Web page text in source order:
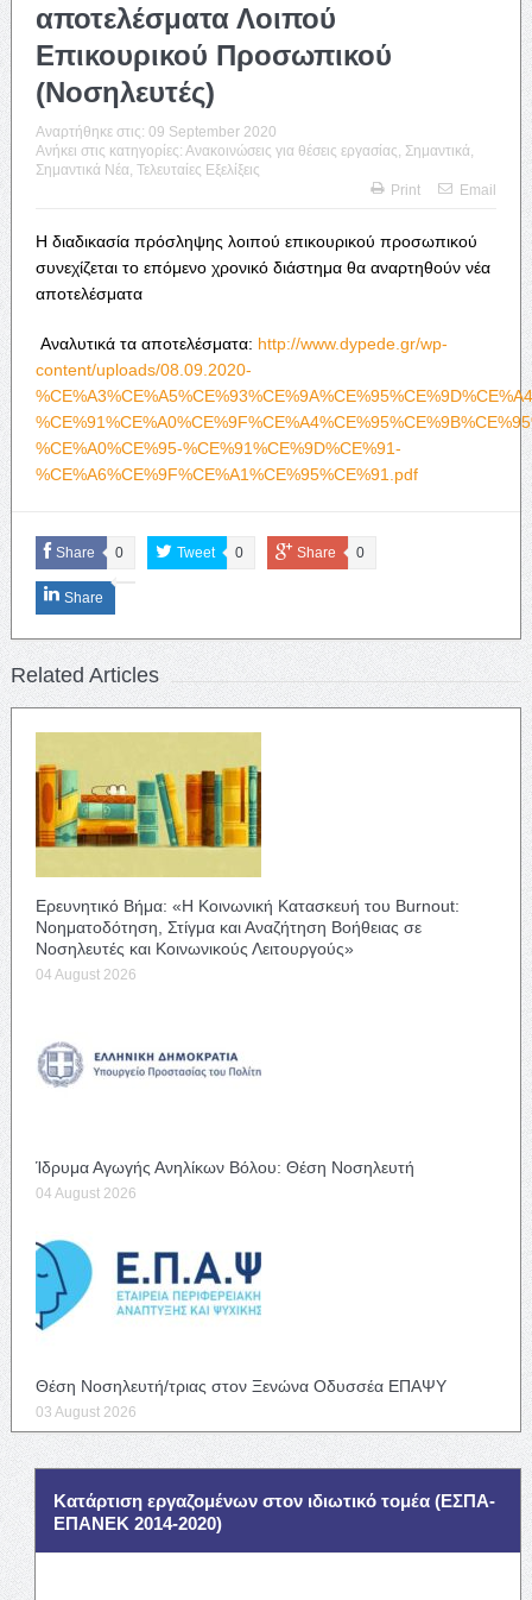
αποτελέσματα Λοιπού
Επικουρικού Προσωπικού
(Νοσηλευτές)
Αναρτήθηκε στις: 09 September 2020
Ανήκει στις κατηγορίες: Ανακοινώσεις για θέσεις εργασίας Σημαντικά
Σημαντικά Νέα Τελευταίες Εξελίξεις
Print
Email
Η διαδικασία πρόσληψης λοιπού επικουρικού προσωπικού
συνεχίζεται το επόμενο χρονικό διάστημα θα αναρτηθούν νέα
αποτελέσματα
Αναλυτικά τα αποτελέσματα: http://www.dypede.gr/wp-
content/uploads/08.09.2020-
%CE%A0%CE%95-%CE%91%CE%9D%CE%91-
%CE%A6%CE%9F%CE%A1%CE%95%CE%91.pdf
Share 0 Tweet 0 Share 0
Share
Related Articles
Ερευνητικό Βήμα: «Η Κοινωνική Κατασκευή του Burnout:
Νοηματοδότηση, Στίγμα και Αναζήτηση Βοήθειας σε
Νοσηλευτές και Κοινωνικούς Λειτουργούς»
04 August 2026
Ίδρυμα Αγωγής Ανηλίκων Βόλου: Θέση Νοσηλευτή
04 August 2026
Θέση Νοσηλευτή/τριας στον Ξενώνα Οδυσσέα ΕΠΑΨΥ
03 August 2026
Κατάρτιση εργαζομένων στον ιδιωτικό τομέα (ΕΣΠΑ-
ΕΠΑΝΕΚ 2014-2020)